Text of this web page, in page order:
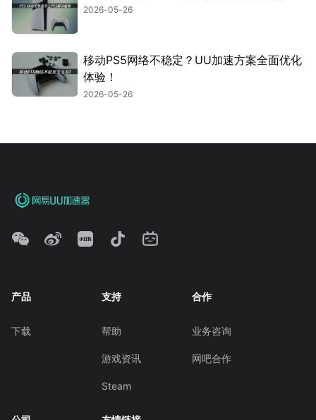
2026-05-26
移动PS5网络不稳定？UU加速方案全面优化
体验！
2026-05-26
产品
下载
支持
帮助
游戏资讯
Steam
合作
业务咨询
网吧合作